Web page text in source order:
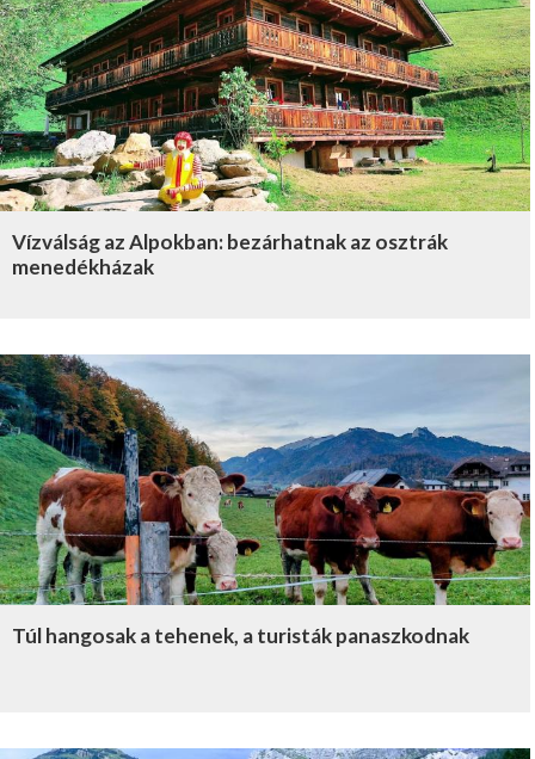
Vízválság az Alpokban: bezárhatnak az osztrák
menedékházak
Túl hangosak a tehenek, a turisták panaszkodnak